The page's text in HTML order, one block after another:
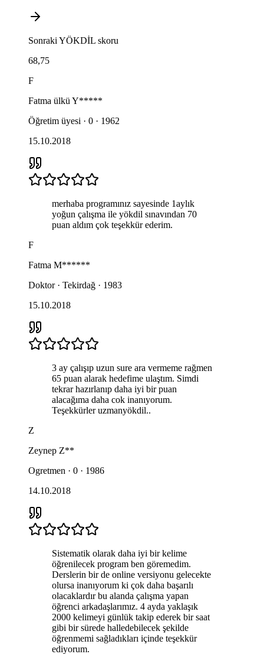
Sonraki YÖKDİL skoru
68,75
F
Fatma ülkü Y*****
Öğretim üyesi · 0 · 1962
15.10.2018
merhaba programınız sayesinde 1aylık
yoğun çalışma ile yökdil sınavından 70
puan aldım çok teşekkür ederim.
F
Fatma M******
Doktor · Tekirdağ · 1983
15.10.2018
3 ay çalışıp uzun sure ara vermeme rağmen
65 puan alarak hedefime ulaştım. Simdi
tekrar hazırlanıp daha iyi bir puan
alacağıma daha cok inanıyorum.
Teşekkürler uzmanyökdil..
Z
Zeynep Z**
Ogretmen · 0 · 1986
14.10.2018
Sistematik olarak daha iyi bir kelime
öğrenilecek program ben göremedim.
Derslerin bir de online versiyonu gelecekte
olursa inanıyorum ki çok daha başarılı
olacaklardır bu alanda çalışma yapan
öğrenci arkadaşlarımız. 4 ayda yaklaşık
2000 kelimeyi günlük takip ederek bir saat
gibi bir sürede halledebilecek şekilde
öğrenmemi sağladıkları içinde teşekkür
ediyorum.